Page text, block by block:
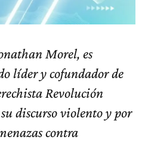
Morel, es
líder y cofundador de
Revolución
discurso violento y por
contra